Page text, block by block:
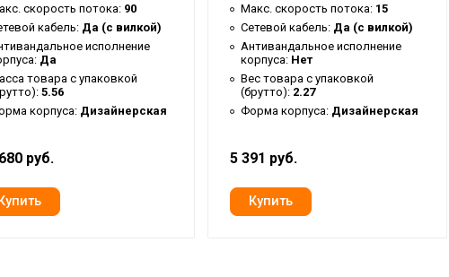
TYPHOON
42
14
5 лет
Защита от перегрева;Индикация включения;Класс
скорость потока: 90
кабель: Да (с вилкой)
исполнение
Да
товара с упаковкой
5.56
корпуса: Дизайнерская
руб.
Макс. скорость потока: 15
Сетевой кабель: Да (с вилкой)
Антивандальное исполнение
корпуса: Нет
Вес товара с упаковкой
(брутто): 2.27
Форма корпуса: Дизайнерская
5 391 руб.